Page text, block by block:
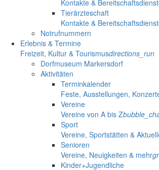
Kontakte &
Tierärzteschaft
Kontakte &
Notrufnummern
Erlebnis & Termine
Freizeit, Kultur & Tourismusdirections_run
Dorfmuseum Markersdorf
Aktivitäten
Terminkalender
Feste, Ausstellungen,
Vereine
Vereine von A bis Z
Sport
Vereine, Sportstätten &
Senioren
Vereine, Neuigkeiten & mehr
Kinder+Jugendliche